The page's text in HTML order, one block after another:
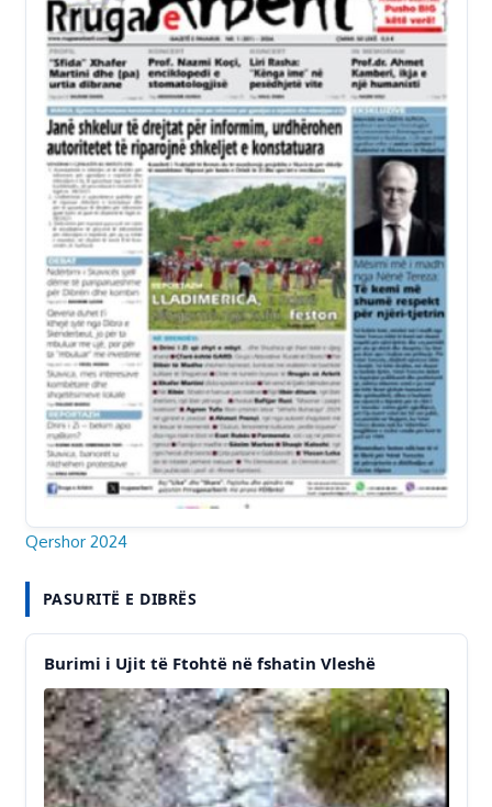
Qershor 2024
PASURITË E DIBRËS
Burimi i Ujit të Ftohtë në fshatin Vleshë